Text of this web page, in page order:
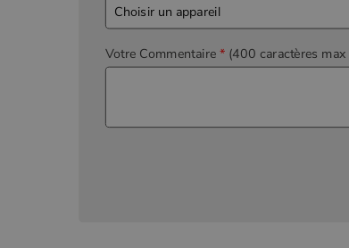
Votre Commentaire * (400 caractères max